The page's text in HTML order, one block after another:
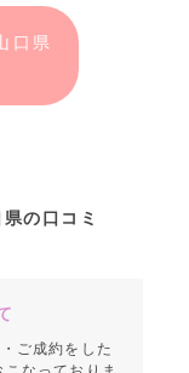
口県
の口コミ
ご成約をした